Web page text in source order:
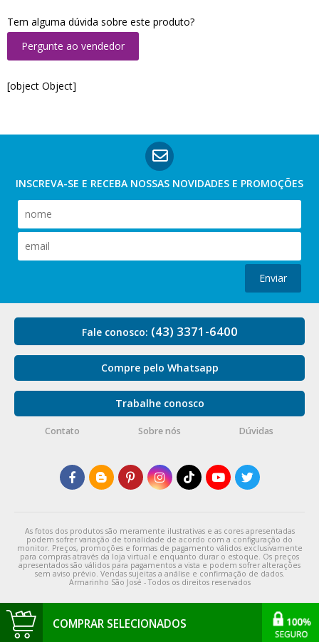
COMPRAR SELECIONADOS
Tem alguma dúvida sobre este produto?
Pergunte ao vendedor
[object Object]
INSCREVA-SE E RECEBA NOSSAS NOVIDADES E PROMOÇÕES
Enviar
Fale conosco: (43) 3371-6400
Compre pelo Whatsapp
Trabalhe conosco
Contato Sobre nós Dúvidas
As fotos dos produtos são meramente ilustrativas e as cores apresentadas
podem sofrer variação de tonalidade de acordo com a configuração do
monitor. Preços, promoções e formas de pagamento válidos exclusivamente
para compras através da loja virtual e enquanto durar o estoque. Os preços
apresentados são válidos para pagamentos a vista e podem sofrer alterações
sem aviso prévio. Vendas sujeitas a análise e confirmação de dados.
Armarinho São José - Todos os direitos reservados